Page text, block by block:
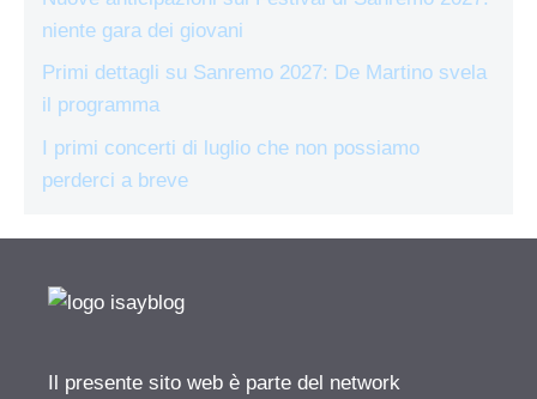
niente gara dei giovani
Primi dettagli su Sanremo 2027: De Martino svela
il programma
I primi concerti di luglio che non possiamo
perderci a breve
Il presente sito web è parte del network